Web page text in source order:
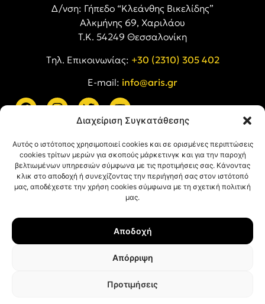
Διαχείριση Συγκατάθεσης
Αυτός ο ιστότοπος χρησιμοποιεί cookies και σε ορισμένες περιπτώσεις
cookies τρίτων μερών για σκοπούς μάρκετινγκ και για την παροχή
βελτιωμένων υπηρεσιών σύμφωνα με τις προτιμήσεις σας. Κάνοντας
κλικ στο αποδοχή ή συνεχίζοντας την περιήγησή σας στον ιστότοπό
μας, αποδέχεστε την χρήση cookies σύμφωνα με τη σχετική πολιτική
μας.
Αποδοχή
Απόρριψη
Προτιμήσεις
Δ/νση: Γήπεδο “Κλεάνθης Βικελίδης”
Αλκμήνης 69, Χαριλάου
Τ.Κ. 54249 Θεσσαλονίκη
Tηλ. Επικοινωνίας: +30 (2310) 305 402
E-mail: info@aris.gr
Όροι Χρήσης
Πολιτική Cookies
© ΑΡΗΣ Α.Σ. All rights reserved.